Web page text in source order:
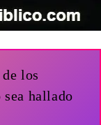
los
sea hallado